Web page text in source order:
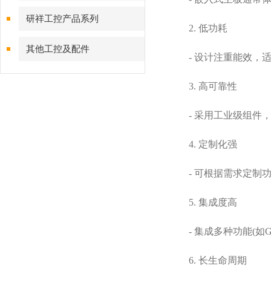
研祥工控产品系列
其他工控及配件
2. 低功耗
- 设计注重能效，适
3. 高可靠性
- 采用工业级组件，
4. 定制化强
- 可根据需求定制功
5. 集成度高
- 集成多种功能(如
6. 长生命周期